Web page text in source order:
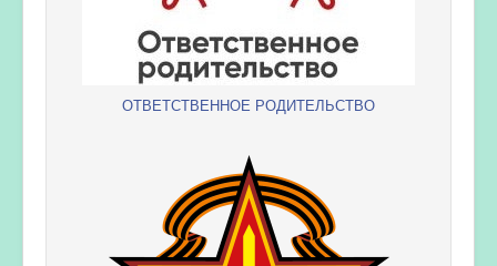
ОТВЕТСТВЕННОЕ РОДИТЕЛЬСТВО